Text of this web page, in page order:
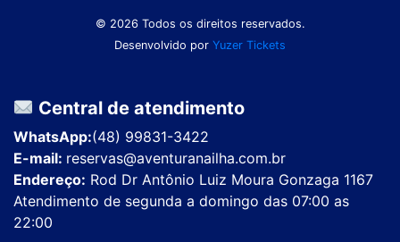
© 2026 Todos os direitos reservados.
Desenvolvido por Yuzer Tickets
Central de atendimento
WhatsApp:(48) 99831-3422
E-mail: reservas@aventuranailha.com.br
Endereço: Rod Dr Antônio Luiz Moura Gonzaga 1167
Atendimento de segunda a domingo das 07:00 as
22:00